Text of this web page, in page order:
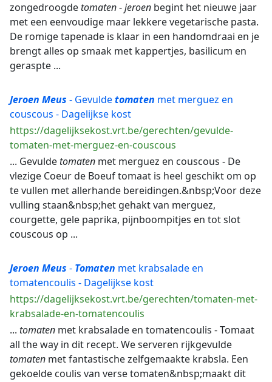
zongedroogdetomaten-jeroen begint het nieuwe jaar
met een eenvoudige maar lekkere vegetarische pasta.
De romige tapenade is klaar in een handomdraai en je
brengt alles op smaak met kappertjes, basilicum en
geraspte ...
Jeroen Meus - Gevuldetomaten met merguez en
couscous - Dagelijkse kost
https://dagelijksekost.vrt.be/gerechten/gevulde-
tomaten-met-merguez-en-couscous
... Gevuldetomaten met merguez en couscous - De
vlezige Coeur de Boeuf tomaat is heel geschikt om op
te vullen met allerhande bereidingen.&nbsp;Voor deze
vulling staan&nbsp;het gehakt van merguez,
courgette, gele paprika, pijnboompitjes en tot slot
couscous op ...
Jeroen Meus - Tomaten met krabsalade en
tomatencoulis - Dagelijkse kost
https://dagelijksekost.vrt.be/gerechten/tomaten-met-
krabsalade-en-tomatencoulis
... tomaten met krabsalade en tomatencoulis - Tomaat
all the way in dit recept. We serveren rijkgevulde
tomaten met fantastische zelfgemaakte krabsla. Een
gekoelde coulis van verse tomaten&nbsp;maakt dit